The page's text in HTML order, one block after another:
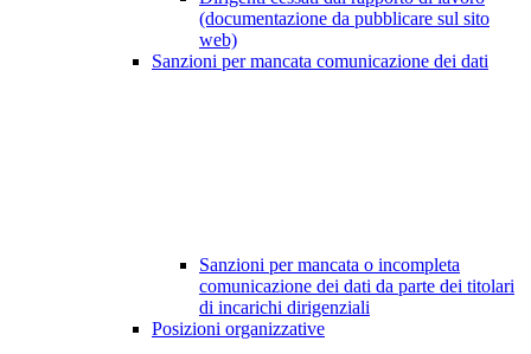
(documentazione da pubblicare sul sito
web)
Sanzioni per mancata comunicazione dei dati
Sanzioni per mancata o incompleta
comunicazione dei dati da parte dei titolari
di incarichi dirigenziali
Posizioni organizzative